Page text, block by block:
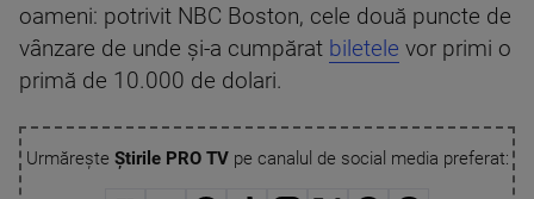
oameni: potrivit NBC Boston, cele două puncte de
vânzare de unde şi-a cumpărat biletele vor primi o
primă de 10.000 de dolari.
Urmărește Știrile PRO TVpe canalul de social media preferat: